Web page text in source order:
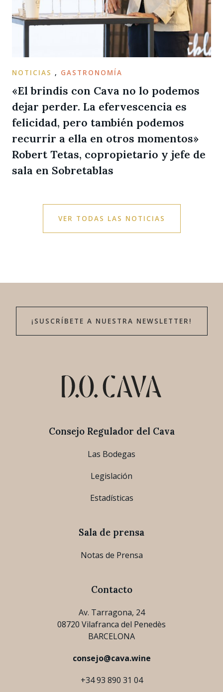
NOTICIAS , GASTRONOMÍA
«El brindis con Cava no lo podemos
dejar perder. La efervescencia es
felicidad, pero también podemos
recurrir a ella en otros momentos»
Robert Tetas, copropietario y jefe de
sala en Sobretablas
VER TODAS LAS NOTICIAS
¡SUSCRÍBETE A NUESTRA NEWSLETTER!
Consejo Regulador del Cava
Las Bodegas
Legislación
Estadísticas
Sala de prensa
Notas de Prensa
Contacto
Av. Tarragona, 24
08720 Vilafranca del Penedès
BARCELONA
consejo@cava.wine
+34 93 890 31 04